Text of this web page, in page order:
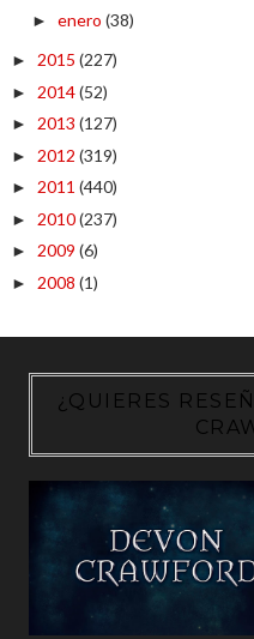
► enero (38)
► 2015 (227)
► 2014(52)
► 2013 (127)
► 2012 (319)
► 2011 (440)
► 2010(237)
► 2009 (6)
► 2008 (1)
¿QUIERES